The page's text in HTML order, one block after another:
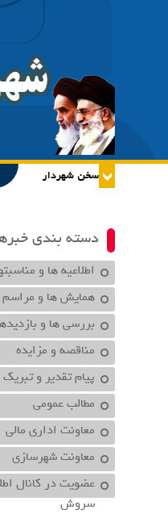
دسته بندی
اطلاعیه ها و
همایش ها و مراسم
بررسی ها و
مناقصه و مزایده
پیام تقدیر و تبریک
مطالب عمومی
معاونت اداري مالي
معاونت شهرسازي
عضویت در کانال
سروش